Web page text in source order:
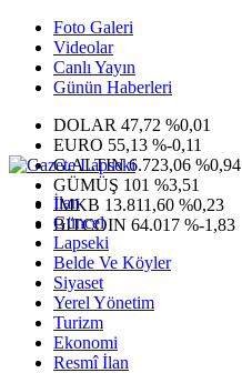
Foto Galeri
Videolar
Canlı Yayın
Günün Haberleri
DOLAR 47,72 %0,01
EURO 55,13 %-0,11
G.ALTIN6.723,06 %0,94
GÜMÜŞ 101 %3,51
IMKB 13.811,60 %0,23
BITCOIN 64.017 %-1,83
İlan
Güncel
Lapseki
Belde Ve Köyler
Siyaset
Yerel Yönetim
Turizm
Ekonomi
Resmî İlan